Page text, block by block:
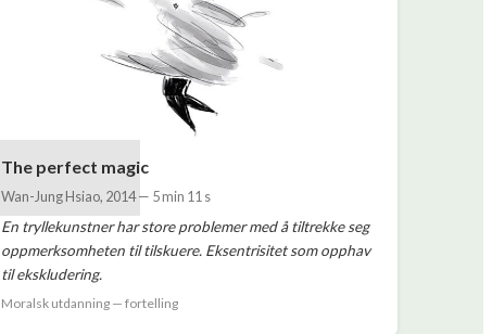
The perfect magic
Wan-Jung Hsiao, 2014— 5 min 11 s
En tryllekunstner har store problemer med å tiltrekke seg
oppmerksomheten til tilskuere. Eksentrisitet som opphav
til ekskludering.
Moralsk utdanning — fortelling